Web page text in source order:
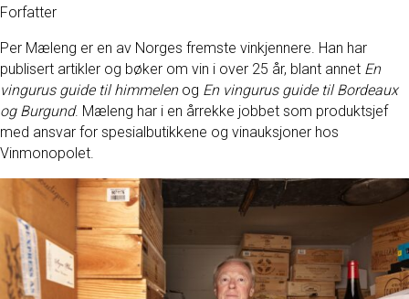
Forfatter
Per Mæleng er en av Norges fremste vinkjennere. Han har
publisert artikler og bøker om vin i over 25 år, blant annet En
vingurus guide til himmelenog En vingurus guide til Bordeaux
og Burgund. Mæleng har i en årrekke jobbet som produktsjef
med ansvar for spesialbutikkene og vinauksjoner hos
Vinmonopolet.